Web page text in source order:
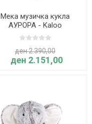
Мека музичка кукла
АУРОРА - Kaloo
ден 2.390,00
ден 2.151,00